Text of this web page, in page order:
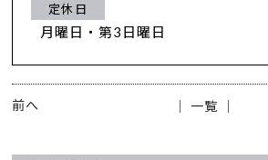
定休日
月曜日・第3日曜日
前へ │ 一覧 │